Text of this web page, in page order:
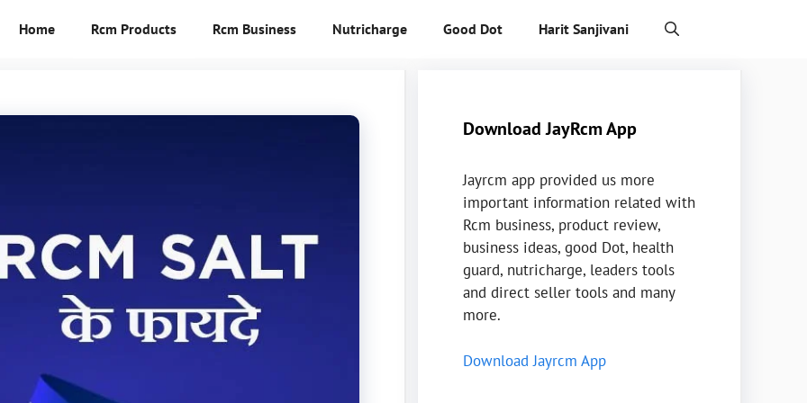
Home Rcm Products Rcm Business Nutricharge Good Dot Harit Sanjivani
Download JayRcm App
Jayrcm app provided us more
important information related with
Rcm business, product review,
business ideas, good Dot, health
guard, nutricharge, leaders tools
and direct seller tools and many
more.
Download Jayrcm App